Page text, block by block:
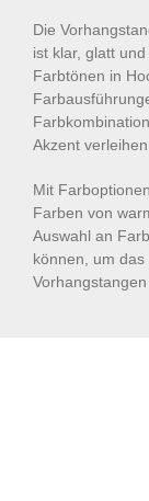
Die
ist klar, glatt
Farbtönen in
Akzent
Mit
Farben von
Auswahl an
können, um